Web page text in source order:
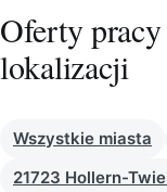
Oferty
lokalizacji
Wszystkie miasta
21723 Hollern-